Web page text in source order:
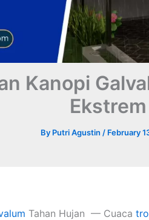
Kanopi
Ekstrem
By Putri Agustin / February
Tahan Hujan — Cuaca